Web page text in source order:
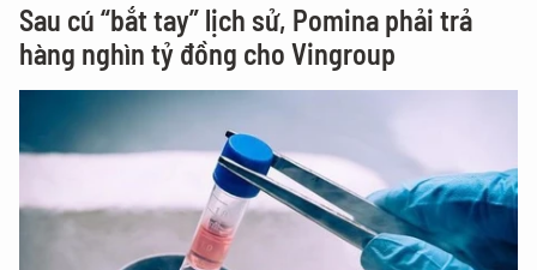
Sau cú “bắt tay” lịch sử, Pomina phải trả
hàng nghìn tỷ đồng cho Vingroup